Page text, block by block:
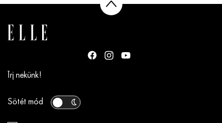
Írj nekünk!
Sötét mód